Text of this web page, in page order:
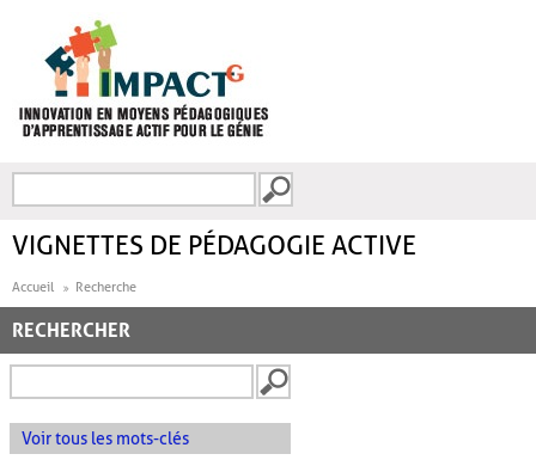
FORMULAIRE DE
VIGNETTES DE PÉDAGOGIE ACTIVE
Accueil Recherche
RECHERCHER
Voir tous les mots-clés